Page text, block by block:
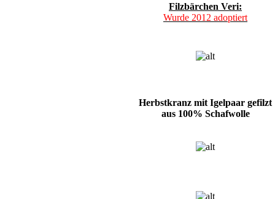
Filzbärchen Veri:
Wurde 2012 adoptiert
Herbstkranz mit Igelpaar gefilzt
aus 100% Schafwolle